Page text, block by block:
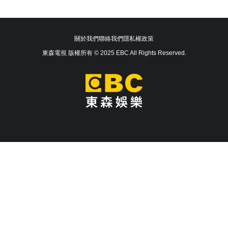
關於我們聯絡我們隱私權政策
東森電視 版權所有 © 2025 EBC All Rights Reserved.